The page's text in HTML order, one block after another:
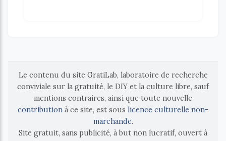
Le contenu du site GratiLab, laboratoire de recherche
conviviale sur la gratuité, le DIY et la culture libre, sauf
mentions contraires, ainsi que toute nouvelle
contribution à ce site, est sous licence culturelle non-
marchande.
Site gratuit, sans publicité, à but non lucratif, ouvert à